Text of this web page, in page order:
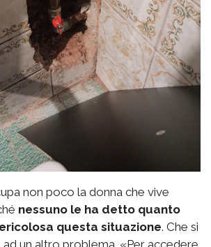
non poco la donna che vive
nessuno le ha detto quanto
questa situazione. Che si